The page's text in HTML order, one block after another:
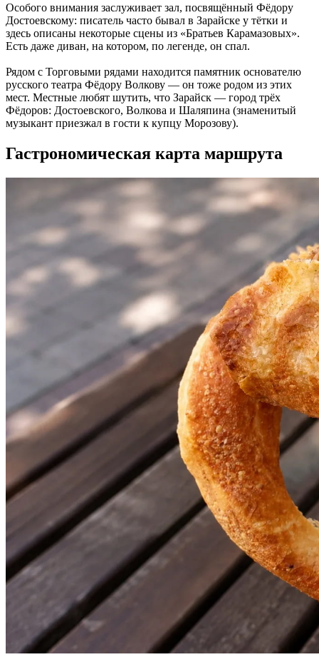
Особого внимания заслуживает зал, посвящённый Фёдору
Достоевскому: писатель часто бывал в Зарайске у тётки и
здесь описаны некоторые сцены из «Братьев Карамазовых».
Есть даже диван, на котором, по легенде, он спал.
Рядом с Торговыми рядами находится памятник основателю
русского театра Фёдору Волкову — он тоже родом из этих
мест. Местные любят шутить, что Зарайск — город трёх
Фёдоров: Достоевского, Волкова и Шаляпина (знаменитый
музыкант приезжал в гости к купцу Морозову).
Гастрономическая карта маршрута